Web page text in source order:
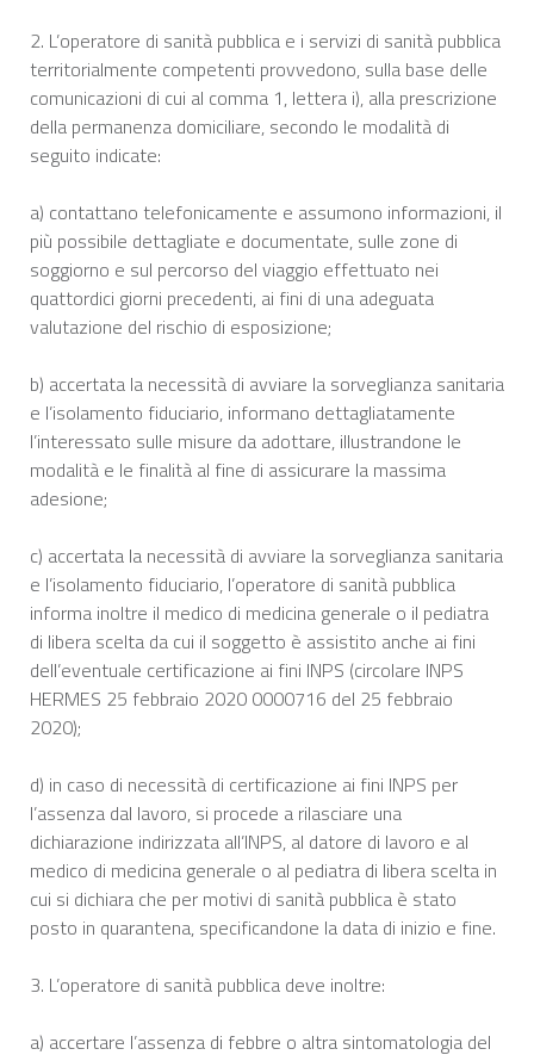
2. L’operatore di sanità pubblica e i servizi di sanità pubblica
territorialmente competenti provvedono, sulla base delle
comunicazioni di cui al comma 1, lettera i), alla prescrizione
della permanenza domiciliare, secondo le modalità di
seguito indicate:
a) contattano telefonicamente e assumono informazioni, il
più possibile dettagliate e documentate, sulle zone di
soggiorno e sul percorso del viaggio effettuato nei
quattordici giorni precedenti, ai fini di una adeguata
valutazione del rischio di esposizione;
b) accertata la necessità di avviare la sorveglianza sanitaria
e l’isolamento fiduciario, informano dettagliatamente
l’interessato sulle misure da adottare, illustrandone le
modalità e le finalità al fine di assicurare la massima
adesione;
c) accertata la necessità di avviare la sorveglianza sanitaria
e l’isolamento fiduciario, l’operatore di sanità pubblica
informa inoltre il medico di medicina generale o il pediatra
di libera scelta da cui il soggetto è assistito anche ai fini
dell’eventuale certificazione ai fini INPS (circolare INPS
HERMES 25 febbraio 2020 0000716 del 25 febbraio
2020);
d) in caso di necessità di certificazione ai fini INPS per
l’assenza dal lavoro, si procede a rilasciare una
dichiarazione indirizzata all’INPS, al datore di lavoro e al
medico di medicina generale o al pediatra di libera scelta in
cui si dichiara che per motivi di sanità pubblica è stato
posto in quarantena, specificandone la data di inizio e fine.
3. L’operatore di sanità pubblica deve inoltre:
a) accertare l’assenza di febbre o altra sintomatologia del